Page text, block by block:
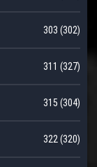
303 (302)
311 (327)
315 (304)
322 (320)